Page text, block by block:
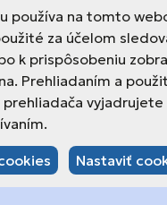
používa na tomto
za účelom
k prispôsobeniu
Prehliadaním a
vyjadrujete
Nastaviť